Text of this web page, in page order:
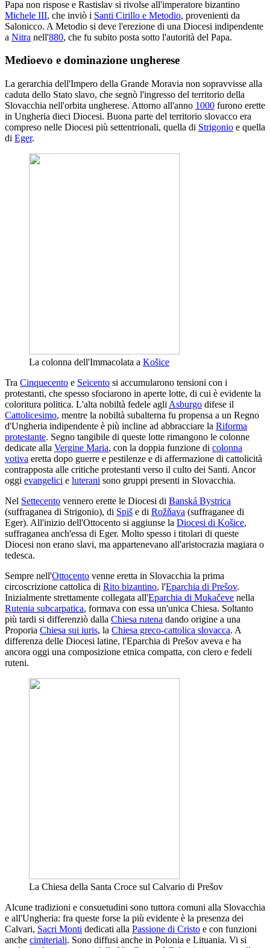
Papa non rispose e Rastislav si rivolse all'imperatore bizantino
Michele III, che inviò i Santi Cirillo e Metodio, provenienti da
Salonicco. A Metodio si deve l'erezione di una Diocesi indipendente
a Nitra nell'880, che fu subito posta sotto l'autorità del Papa.
Medioevo e dominazione ungherese
La gerarchia dell'Impero della Grande Moravia non sopravvisse alla
caduta dello Stato slavo, che segnò l'ingresso del territorio della
Slovacchia nell'orbita ungherese. Attorno all'anno 1000 furono erette
in Ungheria dieci Diocesi. Buona parte del territorio slovacco era
compreso nelle Diocesi più settentrionali, quella di Strigonio e quella
di Eger.
La colonna dell'Immacolata a Košice
Tra Cinquecento e Seicento si accumularono tensioni con i
protestanti, che spesso sfociarono in aperte lotte, di cui è evidente la
coloritura politica. L'alta nobiltà fedele agli Asburgo difese il
Cattolicesimo, mentre la nobiltà subalterna fu propensa a un Regno
d'Ungheria indipendente è più incline ad abbracciare la Riforma
protestante. Segno tangibile di queste lotte rimangono le colonne
dedicate alla Vergine Maria, con la doppia funzione di colonna
votiva eretta dopo guerre e pestilenze e di affermazione di cattolicità
contrapposta alle critiche protestanti verso il culto dei Santi. Ancor
oggi evangelici e luterani sono gruppi presenti in Slovacchia.
Nel Settecento vennero erette le Diocesi di Banská Bystrica
(suffraganea di Strigonio), di Spiš e di Rožňava (suffraganee di
Eger). All'inizio dell'Ottocento si aggiunse la Diocesi di Košice,
suffraganea anch'essa di Eger. Molto spesso i titolari di queste
Diocesi non erano slavi, ma appartenevano all'aristocrazia magiara o
tedesca.
Sempre nell'Ottocento venne eretta in Slovacchia la prima
circoscrizione cattolica di Rito bizantino, l'Eparchia di Prešov.
Inizialmente strettamente collegata all'Eparchia di Mukačeve nella
Rutenia subcarpatica, formava con essa un'unica Chiesa. Soltanto
più tardi si differenziò dalla Chiesa rutena dando origine a una
Proporia Chiesa sui iuris, la Chiesa greco-cattolica slovacca. A
differenza delle Diocesi latine, l'Eparchia di Prešov aveva e ha
ancora oggi una composizione etnica compatta, con clero e fedeli
ruteni.
La Chiesa della Santa Croce sul Calvario di Prešov
Alcune tradizioni e consuetudini sono tuttora comuni alla Slovacchia
e all'Ungheria: fra queste forse la più evidente è la presenza dei
Calvari, Sacri Monti dedicati alla Passione di Cristo e con funzioni
anche cimiteriali. Sono diffusi anche in Polonia e Lituania. Vi si